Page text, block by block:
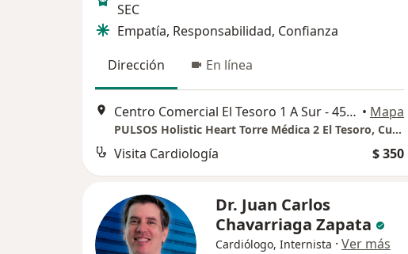
SEC
Empatía, Responsabilidad, Confianza
Dirección
En línea
Centro Comercial El Tesoro 1 A Sur - 45, Medellín • Mapa
PULSOS Holistic Heart Torre Médica 2 El Tesoro, Cuarto piso.
Visita Cardiología $ 350
Dr. Juan Carlos
Chavarriaga Zapata
Cardiólogo, Internista · Ver más